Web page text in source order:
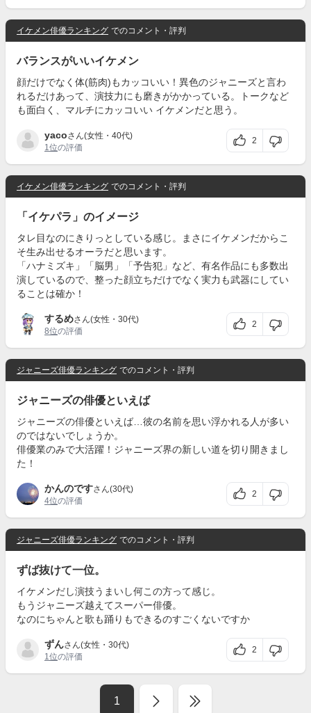
イケメン俳優ランキング でのコメント・評判
バランスがいいイケメン
顔だけでなく体(筋肉)もカッコいい！異色のジャニーズと言わ
れるだけあって、演技力にも磨きがかかっている。トークなど
も面白く、マルチにカッコいい イケメンだと思う。
yacoさん(女性・40代)
1位の評価
2
イケメン俳優ランキング でのコメント・評判
「イケパラ」のイメージ
タレ目なのにきりっとしている感じ。まさにイケメンだからこ
そ生み出せるオーラだと思います。
「ハナミズキ」「脳男」「予告犯」など、有名作品にも多数出
演しているので、整った顔立ちだけでなく実力も武器にしてい
ることは確か！
するめさん(女性・30代)
8位の評価
2
ジャニーズ俳優ランキング でのコメント・評判
ジャニーズの俳優といえば
ジャニーズの俳優といえば…彼の名前を思い浮かれる人が多い
のではないでしょうか。
俳優業のみで大活躍！ジャニーズ界の新しい道を切り開きまし
た！
かんのですさん(30代)
4位の評価
2
ジャニーズ俳優ランキング でのコメント・評判
ずば抜けて一位。
イケメンだし演技うまいし何この方って感じ。
もうジャニーズ越えてスーパー俳優。
なのにちゃんと歌も踊りもできるのすごくないですか
ずんさん(女性・30代)
1位の評価
2
1